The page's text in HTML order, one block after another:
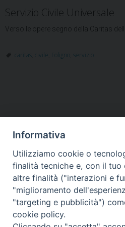
Servizio Civile Universale
Verso le opere segno della Caritas
caritas civile Foligno servizio
HOME VESCOVO ORARI MESSE
TUTELA MINORI
UFFICI PASTORALI
DOCUMENTI
CONTATTI
Copyright © 2018 Diocesi di Foligno /
Informativa
Utilizziamo cookie o
finalità tecniche e, con il tuo
altre finalità ("interazioni e
"miglioramento
"targeting e pubblicità")
cookie policy.